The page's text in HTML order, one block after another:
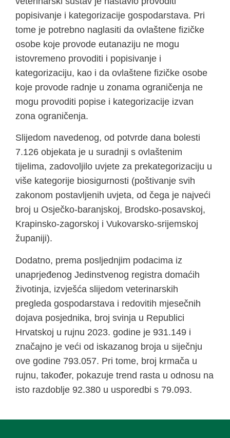
popisivanje i kategorizacije gospodarstava. Pri
tome je potrebno naglasiti da ovlaštene fizičke
osobe koje provode eutanaziju ne mogu
istovremeno provoditi i popisivanje i
kategorizaciju, kao i da ovlaštene fizičke osobe
koje provode radnje u zonama ograničenja ne
mogu provoditi popise i kategorizacije izvan
zona ograničenja.
Slijedom navedenog, od potvrde dana bolesti
7.126 objekata je u suradnji s ovlaštenim
tijelima, zadovoljilo uvjete za prekategorizaciju u
više kategorije biosigurnosti (poštivanje svih
zakonom postavljenih uvjeta, od čega je najveći
broj u Osječko-baranjskoj, Brodsko-posavskoj,
Krapinsko-zagorskoj i Vukovarsko-srijemskoj
županiji).
Dodatno, prema posljednjim podacima iz
unaprjeđenog Jedinstvenog registra domaćih
životinja, izvješća slijedom veterinarskih
pregleda gospodarstava i redovitih mjesečnih
dojava posjednika, broj svinja u Republici
Hrvatskoj u rujnu 2023. godine je 931.149 i
značajno je veći od iskazanog broja u siječnju
ove godine 793.057. Pri tome, broj krmača u
rujnu, također, pokazuje trend rasta u odnosu na
isto razdoblje 92.380 u usporedbi s 79.093.